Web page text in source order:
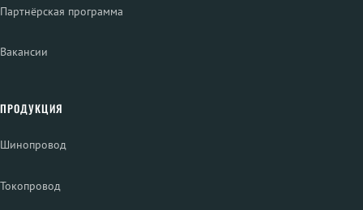
Партнёрская программа
Вакансии
ПРОДУКЦИЯ
Шинопровод
Токопровод